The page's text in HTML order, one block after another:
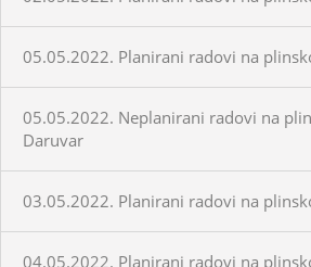
05.05.2022. Planirani radovi na
05.05.2022. Neplanirani radovi na
Daruvar
03.05.2022. Planirani radovi na
04.05.2022. Planirani radovi na